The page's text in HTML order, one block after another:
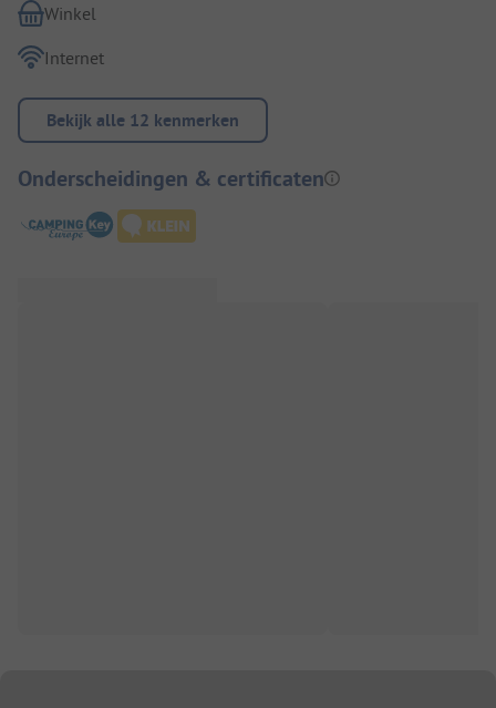
Winkel
Internet
Bekijk alle 12 kenmerken
Onderscheidingen & certificaten